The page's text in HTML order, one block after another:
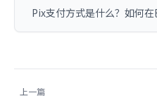
Pix支付方式是什么？如何在
上一篇